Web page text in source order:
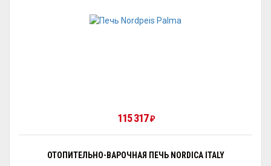
115 317₽
ОТОПИТЕЛЬНО-ВАРОЧНАЯ ПЕЧЬ NORDICA ITALY